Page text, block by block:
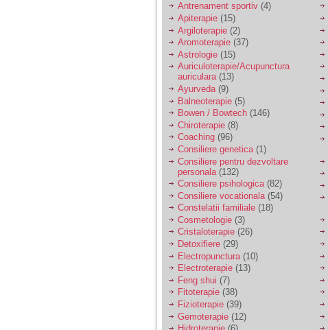
Antrenament sportiv (4)
Apiterapie (15)
Argiloterapie (2)
Aromoterapie (37)
Astrologie (15)
Auriculoterapie/Acupunctura
auriculara(13)
Ayurveda (9)
Balneoterapie (5)
Bowen / Bowtech (146)
Chiroterapie (8)
Coaching (96)
Consiliere genetica (1)
Consiliere pentru dezvoltare
personala (132)
Consiliere psihologica(82)
Consiliere vocationala (54)
Constelatii familiale (18)
Cosmetologie (3)
Cristaloterapie (26)
Detoxifiere (29)
Electropunctura (10)
Electroterapie (13)
Feng shui (7)
Fitoterapie (38)
Fizioterapie (39)
Gemoterapie (12)